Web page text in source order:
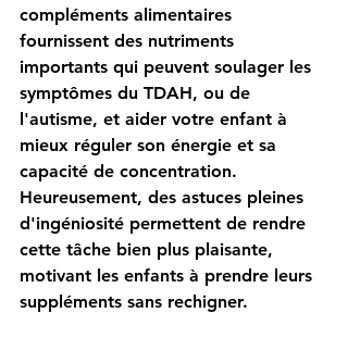
compléments alimentaires
fournissent des nutriments
importants qui peuvent soulager les
symptômes du TDAH, ou de
l'autisme, et aider votre enfant à
mieux réguler son énergie et sa
capacité de concentration.
Heureusement, des astuces pleines
d'ingéniosité permettent de rendre
cette tâche bien plus plaisante,
motivant les enfants à prendre leurs
suppléments sans rechigner.